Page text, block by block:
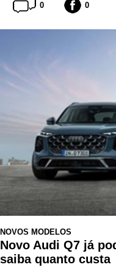
0
0
NOVOS MODELOS
Novo Audi Q7 já
saiba quanto custa